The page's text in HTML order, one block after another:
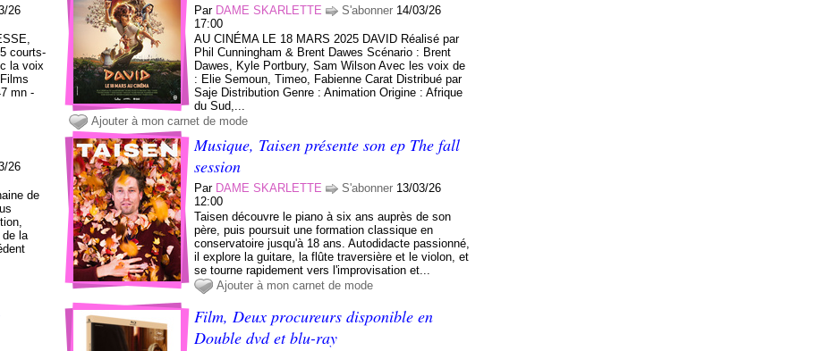
26
courts-
la voix
mn -
Par DAME SKARLETTE S'abonner 14/03/26
17:00
AU CINÉMA LE 18 MARS 2025 DAVID Réalisé par
Phil Cunningham & Brent Dawes Scénario : Brent
Dawes, Kyle Portbury, Sam Wilson Avec les voix de
: Elie Semoun, Timeo, Fabienne Carat Distribué par
Saje Distribution Genre : Animation Origine : Afrique
du Sud,...
Ajouter à mon carnet de mode
26
de
la
Musique, Taisen présente son ep The fall
session
Par DAME SKARLETTE S'abonner 13/03/26
12:00
Taisen découvre le piano à six ans auprès de son
père, puis poursuit une formation classique en
conservatoire jusqu'à 18 ans. Autodidacte passionné,
il explore la guitare, la flûte traversière et le violon, et
se tourne rapidement vers l'improvisation et...
Ajouter à mon carnet de mode
Film, Deux procureurs disponible en
Double dvd et blu-ray